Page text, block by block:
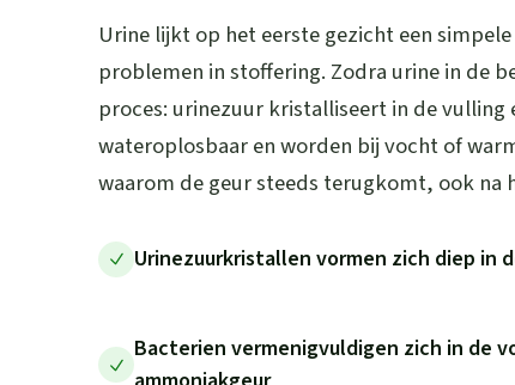
Urine lijkt op het eerste gezicht een
problemen in stoffering. Zodra urine in de
proces: urinezuur kristalliseert in de vulling
wateroplosbaar en worden bij vocht of
waarom de geur steeds terugkomt, ook na
Urinezuurkristallen vormen zich diep in
Bacterien vermenigvuldigen zich in de